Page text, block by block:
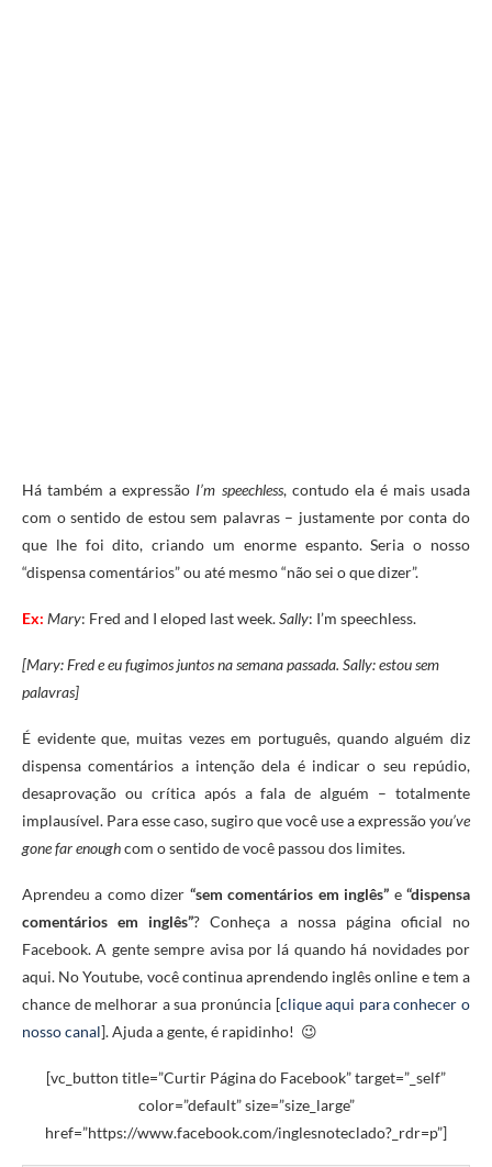
Há também a expressão I’m speechless, contudo ela é mais usada
com o sentido de estou sem palavras – justamente por conta do
que lhe foi dito, criando um enorme espanto. Seria o nosso
“dispensa comentários” ou até mesmo “não sei o que dizer”.
Ex: Mary: Fred and I eloped lastweek.Sally: I’m speechless.
[Mary: Fred e eu fugimos juntos na semana passada. Sally: estou sem
palavras]
É evidente que, muitas vezes em português, quando alguém diz
dispensa comentários a intenção dela é indicar o seu repúdio,
desaprovação ou crítica após a fala de alguém – totalmente
implausível. Para esse caso, sugiro que você use a expressão you’ve
gone far enoughcom o sentido de você passou dos limites.
Aprendeu a como dizer “sem comentários em inglês” e“dispensa
comentários em inglês”? Conheça a nossa página oficial no
Facebook. A gente sempre avisa por lá quando há novidades por
aqui. No Youtube, você continua aprendendo inglês online e tem a
chance de melhorar a sua pronúncia [clique aqui para conhecer o
nosso canal]. Ajuda a gente, é rapidinho! 😉
[vc_button title=”Curtir Página do Facebook” target=”_self”
color=”default” size=”size_large”
href=”https://www.facebook.com/inglesnoteclado?_rdr=p”]